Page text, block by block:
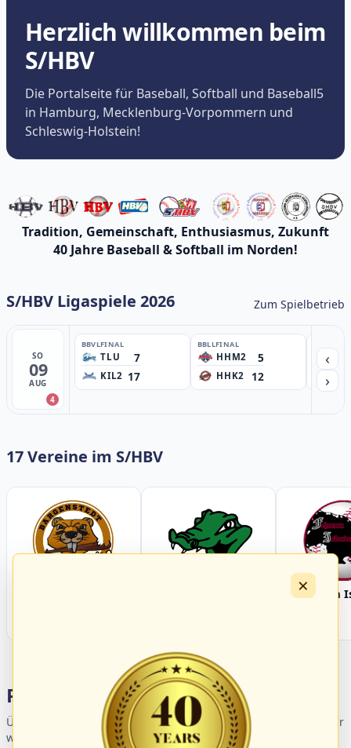
Herzlich willkommen beim
S/HBV
Die Portalseite für Baseball, Softball und Baseball5
in Hamburg, Mecklenburg-Vorpommern und
Schleswig-Holstein!
Tradition, Gemeinschaft, Enthusiasmus, Zukunft
40 Jahre Baseball & Softball im Norden!
S/HBV Ligaspiele 2026 Zum Spielbetrieb
SO
09
AUG
4
BBVLFINAL
TLU 7
KIL2 17
BBLLFINAL
HHM2 5
HHK2 12
‹
›
17 Vereine im S/HBV
Fehmarn
Portalbereiche
Übersicht der Verbandsbereiche – wählen Sie einen Einstieg für
weiterführende Informationen.
×